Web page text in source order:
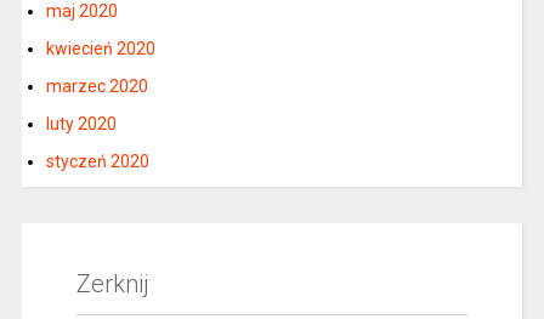
maj 2020
kwiecień 2020
marzec 2020
luty 2020
styczeń 2020
Zerknij